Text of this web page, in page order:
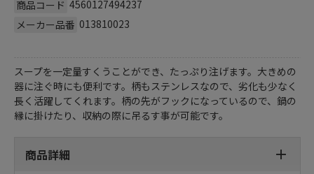
商品コード 4560127494237
メーカー品番 013810023
スープを一定量すくうことができ、たっぷり注げます。大きめの
器に注ぐ時にも便利です。柄もステンレスなので、劣化も少なく
長く活躍してくれます。柄の先がフックになっているので、鍋の
縁に掛けたり、収納の際に吊るす事が可能です。
商品詳細